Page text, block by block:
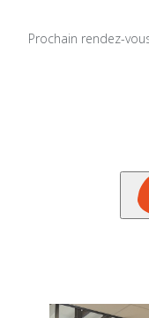
Prochain rendez-